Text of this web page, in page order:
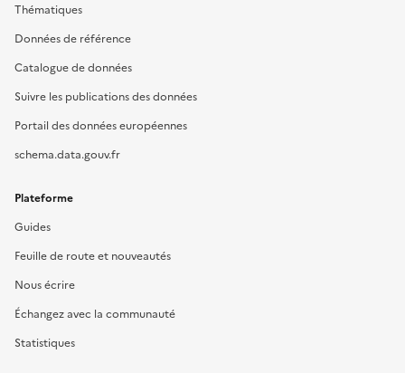
Thématiques
Données de référence
Catalogue de données
Suivre les publications des données
Portail des données européennes
schema.data.gouv.fr
Plateforme
Guides
Feuille de route et nouveautés
Nous écrire
Échangez avec la communauté
Statistiques